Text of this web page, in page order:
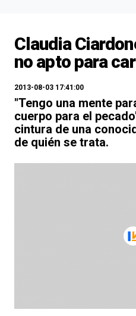
Claudia
no apto para
2013-08-03 17:41:00
"Tengo una mente
cuerpo para el
cintura de una
de quién se trata.